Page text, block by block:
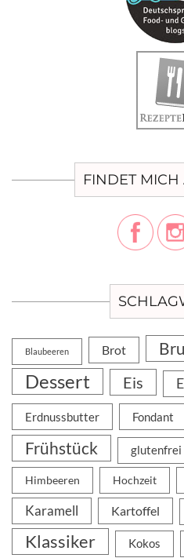
FINDET MICH
Blaubeeren Brot
Dessert Eis
Erdnussbutter Fondant
Frühstück glutenfrei
Himbeeren Hochzeit
Karamell Kartoffel
Klassiker Kokos